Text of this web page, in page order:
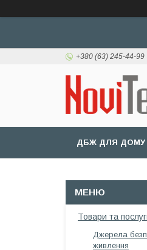
+380 (63) 245-44-99
ДБЖ ДЛЯ ДОМУ
Товари та
Джерела
живлення